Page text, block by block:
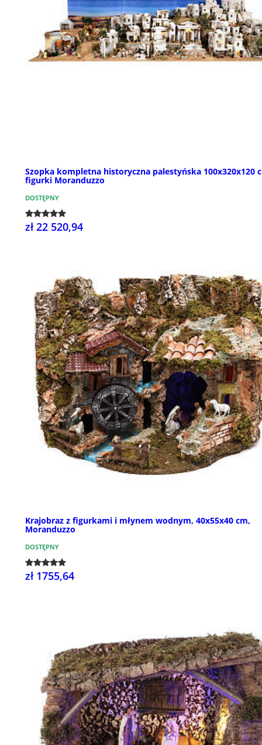
Szopka kompletna historyczna palestyńska 100x320x120
figurki Moranduzzo
DOSTĘPNY
zł 22 520,94
Krajobraz z figurkami i młynem wodnym, 40x55x40 cm,
Moranduzzo
DOSTĘPNY
zł 1755,64